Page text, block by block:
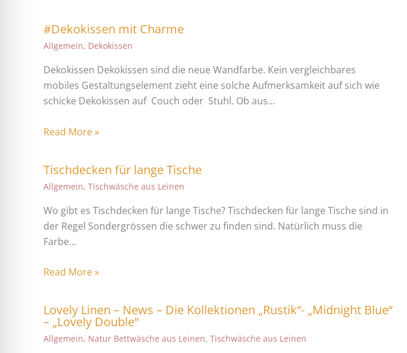
#Dekokissen mit Charme
Allgemein, Dekokissen
Dekokissen Dekokissen sind die neue Wandfarbe. Kein vergleichbares
mobiles Gestaltungselement zieht eine solche Aufmerksamkeit auf sich wie
schicke Dekokissen auf Couch oder Stuhl. Ob aus…
Read More »
Tischdecken für lange Tische
Allgemein, Tischwäsche aus Leinen
Wo gibt es Tischdecken für lange Tische? Tischdecken für lange Tische sind in
der Regel Sondergrössen die schwer zu finden sind. Natürlich muss die
Farbe…
Read More »
Lovely Linen – News – Die Kollektionen „Rustik“- „Midnight Blue“
– „Lovely Double“
Allgemein, Natur Bettwäsche aus Leinen, Tischwäsche aus Leinen